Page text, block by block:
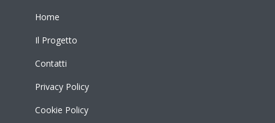
Home
Il Progetto
Contatti
Privacy Policy
Cookie Policy